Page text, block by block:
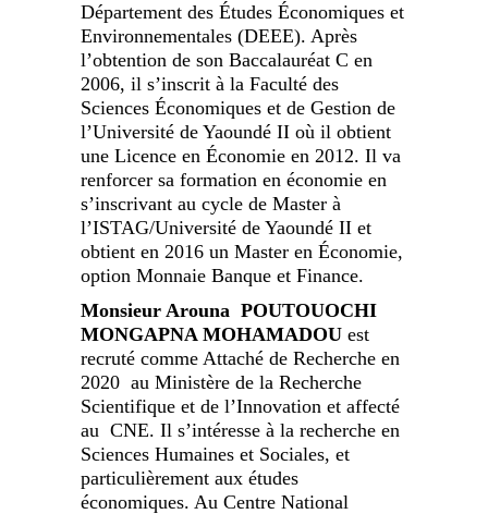
Département des Études Économiques et
Environnementales (DEEE). Après
l’obtention de son Baccalauréat C en
2006, il s’inscrit à la Faculté des
Sciences Économiques et de Gestion de
l’Université de Yaoundé II où il obtient
une Licence en Économie en 2012. Il va
renforcer sa formation en économie en
s’inscrivant au cycle de Master à
l’ISTAG/Université de Yaoundé II et
obtient en 2016 un Master en Économie,
option Monnaie Banque et Finance.
Monsieur Arouna POUTOUOCHI
MONGAPNA MOHAMADOU est
recruté comme Attaché de Recherche en
2020 au Ministère de la Recherche
Scientifique et de l’Innovation et affecté
au CNE. Il s’intéresse à la recherche en
Sciences Humaines et Sociales, et
particulièrement aux études
économiques. Au Centre National